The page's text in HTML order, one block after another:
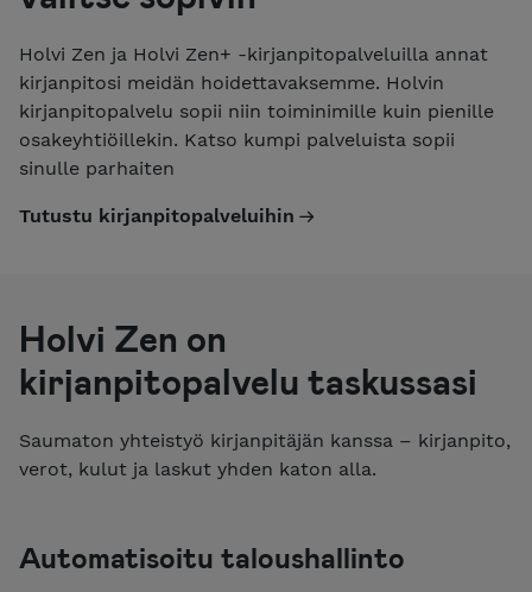
Holvi Zen ja Holvi Zen+ -kirjanpitopalveluilla annat
kirjanpitosi meidän hoidettavaksemme. Holvin
kirjanpitopalvelu sopii niin toiminimille kuin pienille
osakeyhtiöillekin. Katso kumpi palveluista sopii
sinulle parhaiten
Tutustu kirjanpitopalveluihin
Holvi Zen on
kirjanpitopalvelu taskussasi
Saumaton yhteistyö kirjanpitäjän kanssa – kirjanpito,
verot, kulut ja laskut yhden katon alla.
Automatisoitu taloushallinto